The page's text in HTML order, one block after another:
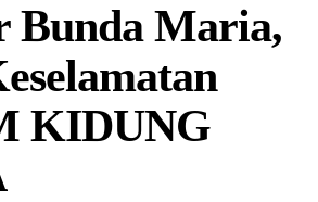
Bunda Maria,
KIDUNG